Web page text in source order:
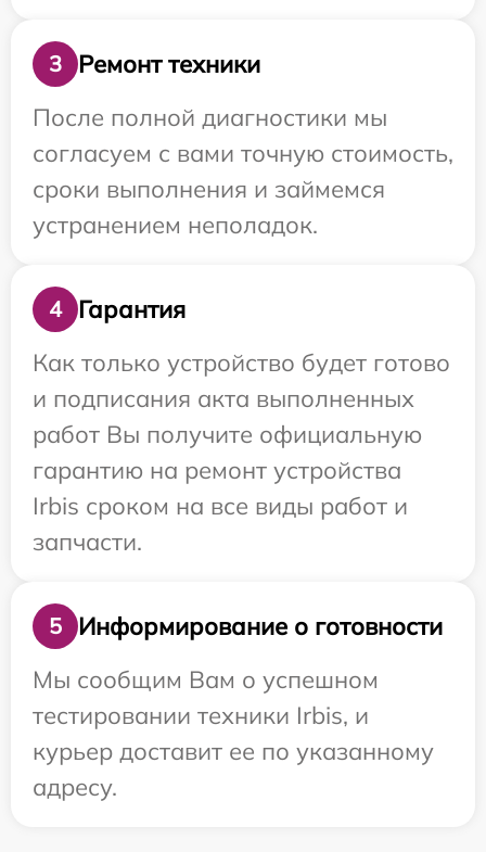
3
Ремонт техники
После полной диагностики мы
согласуем с вами точную стоимость,
сроки выполнения и займемся
устранением неполадок.
4
Гарантия
Как только устройство будет готово
и подписания акта выполненных
работ Вы получите официальную
гарантию на ремонт устройства
Irbis сроком на все виды работ и
запчасти.
5
Информирование о готовности
Мы сообщим Вам о успешном
тестировании техники Irbis, и
курьер доставит ее по указанному
адресу.